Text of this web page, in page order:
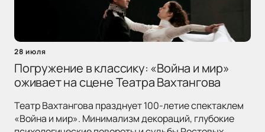
28 июля
Погружение в классику: «Война и мир»
оживает на сцене Театра Вахтангова
Театр Вахтангова празднует 100-летие спектаклем
«Война и мир». Минимализм декораций, глубокие